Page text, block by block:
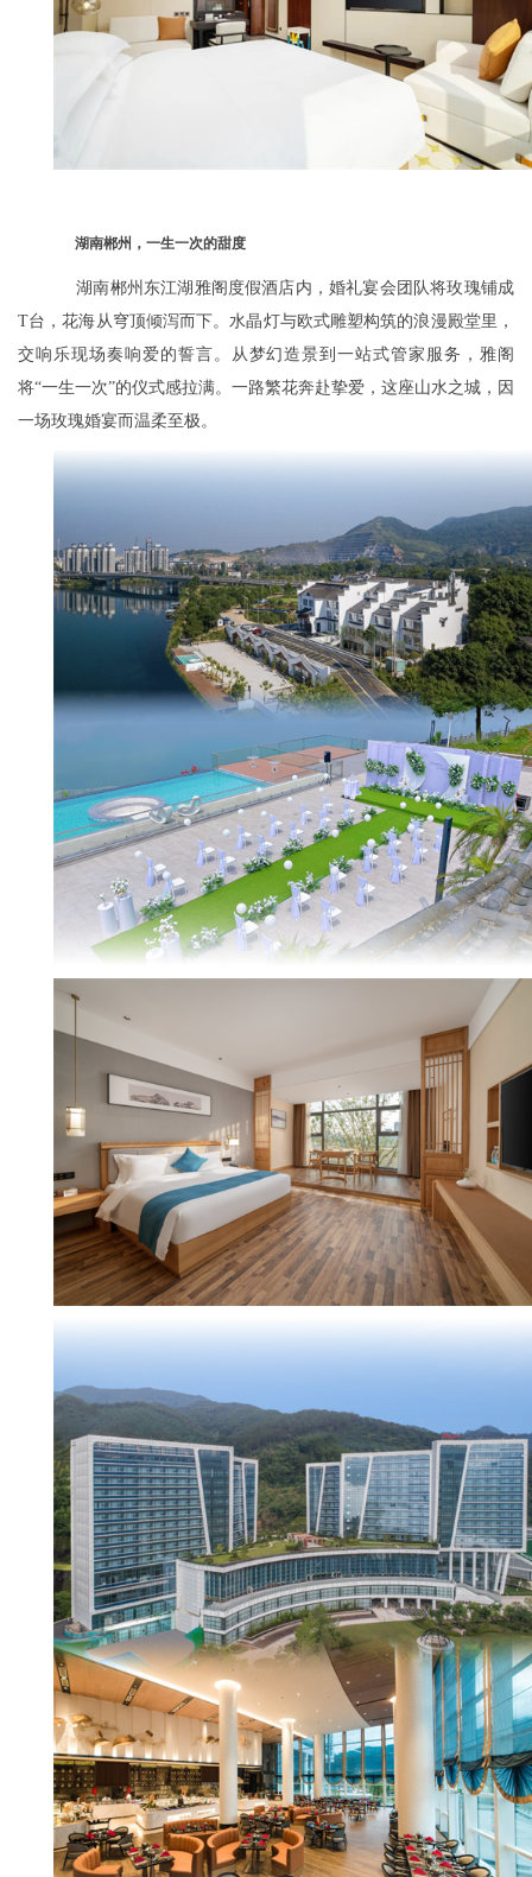
湖南郴州，一生一次的甜度
湖南郴州东江湖雅阁度假酒店内，婚礼宴会团队将玫瑰铺成
T台，花海从穹顶倾泻而下。水晶灯与欧式雕塑构筑的浪漫殿堂里，
交响乐现场奏响爱的誓言。从梦幻造景到一站式管家服务，雅阁
将“一生一次”的仪式感拉满。一路繁花奔赴挚爱，这座山水之城，因
一场玫瑰婚宴而温柔至极。